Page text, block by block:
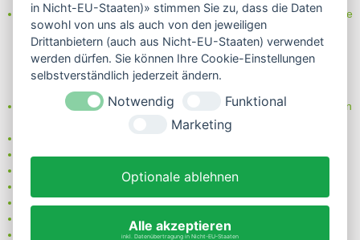
Erfahren Sie mehr über Biowein in unserem Blog oder Folgen Sie
uns!
Blog
Facebook
Instagram
Neben einem ausgesuchten Sortiment an Biowein, Biospirituosen
und Biofeinkost bieten wir Ihnen u.a. folgende
nur 5,79 EUR Versand (DE)
ab 95 EUR frei Haus (DE)
14 Tage Rückgaberecht
sichere Zahlung
Kauf auf Rechnung
bei Vorkasse -2%
in Nicht-EU-Staaten)» stimmen Sie zu, dass die Daten
sowohl von uns als auch von den jeweiligen
Drittanbietern (auch aus Nicht-EU-Staaten) verwendet
werden dürfen. Sie können Ihre Cookie-Einstellungen
selbstverständlich jederzeit ändern.
Notwendig
Funktional
Marketing
Optionale ablehnen
Alle akzeptieren
inkl. Datenübertragung in Nicht-EU-Staaten